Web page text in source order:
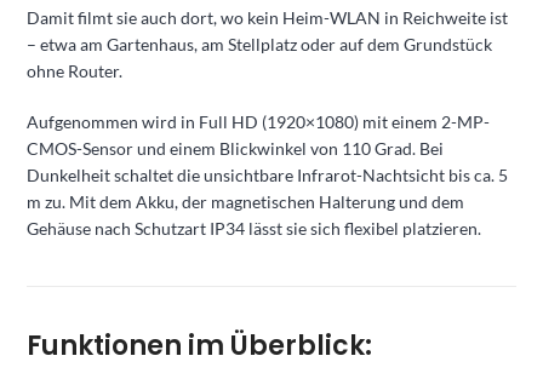
Damit filmt sie auch dort, wo kein Heim-WLAN in Reichweite ist
– etwa am Gartenhaus, am Stellplatz oder auf dem Grundstück
ohne Router.
Aufgenommen wird in Full HD (1920×1080) mit einem 2-MP-
CMOS-Sensor und einem Blickwinkel von 110 Grad. Bei
Dunkelheit schaltet die unsichtbare Infrarot-Nachtsicht bis ca. 5
m zu. Mit dem Akku, der magnetischen Halterung und dem
Gehäuse nach Schutzart IP34 lässt sie sich flexibel platzieren.
Funktionen im Überblick: